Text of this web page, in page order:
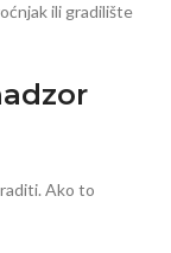
ili gradilište
Ako to